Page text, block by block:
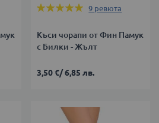
Оценка:
9 ревюта
Къси чорапи от Фин Памук
с Билки - Жълт
3,50 €/6,85 лв.